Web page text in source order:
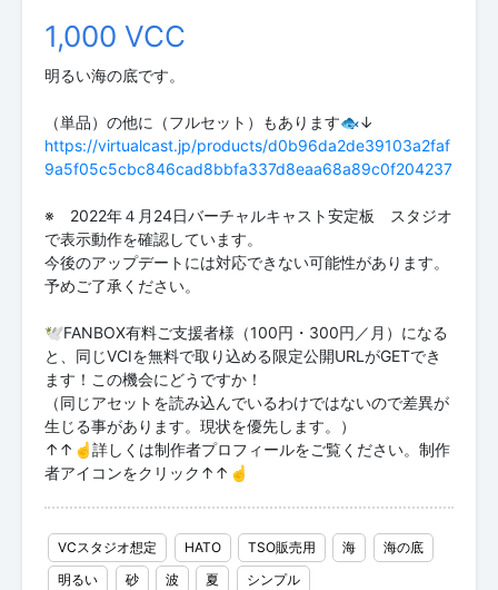
1,000 VCC
明るい海の底です。
https://virtualcast.jp/products/d0b96da2de39103a2faf
9a5f05c5cbc846cad8bbfa337d8eaa68a89c0f204237
※ 2022年４月24日バーチャルキャスト安定板 スタジオ
で表示動作を確認しています。
今後のアップデートには対応できない可能性があります。
予めご了承ください。
🕊FANBOX有料ご支援者様（100円・300円／月）になる
と、同じVCIを無料で取り込める限定公開URLがGETでき
ます！この機会にどうですか！
（同じアセットを読み込んでいるわけではないので差異が
生じる事があります。現状を優先します。）
↑↑☝詳しくは制作者プロフィールをご覧ください。制作
者アイコンをクリック↑↑☝
VCスタジオ想定 HATO TSO販売用 海
海の底
明るい
砂 波 夏 シンプル